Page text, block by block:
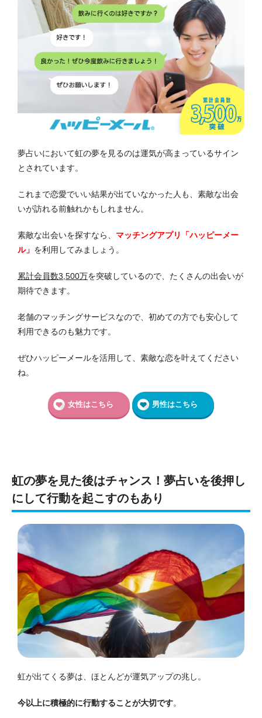
夢占いにおいて虹の夢を見るのは運気が高まっているサイン
とされています。
これまで恋愛でいい結果が出ていなかった人も、素敵な出会
いが訪れる前触れかもしれません。
素敵な出会いを探すなら、 マッチングアプリ「ハッピーメー
ル」 を利用してみましょう。
累計会員数3,500万を突破しているので、たくさんの出会いが
期待できます。
老舗のマッチングサービスなので、初めての方でも安心して
利用できるのも魅力です。
ぜひハッピーメールを活用して、素敵な恋を叶えてください
ね。
女性はこちら 男性はこちら
虹の夢を見た後はチャンス！夢占いを後押し
にして行動を起こすのもあり
虹が出てくる夢は、ほとんどが運気アップの兆し。
今以上に積極的に行動することが大切です。